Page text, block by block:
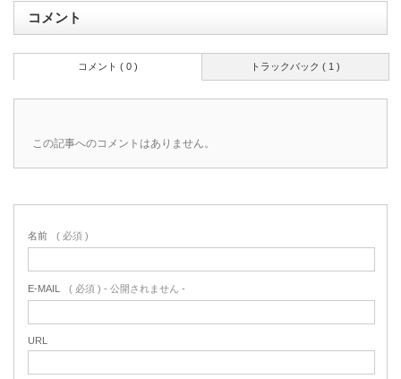
コメント
トラックバック ( 1 )
コメント ( 0 )
この記事へのコメントはありません。
名前 ( 必須 )
E-MAIL ( 必須 ) - 公開されません -
URL